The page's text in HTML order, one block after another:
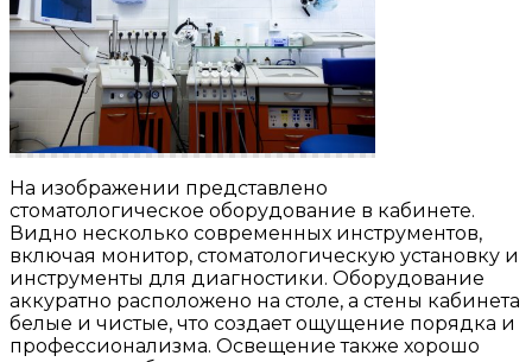
На изображении представлено
стоматологическое оборудование в кабинете.
Видно несколько современных инструментов,
включая монитор, стоматологическую установку и
инструменты для диагностики. Оборудование
аккуратно расположено на столе, а стены кабинета
белые и чистые, что создает ощущение порядка и
профессионализма. Освещение также хорошо